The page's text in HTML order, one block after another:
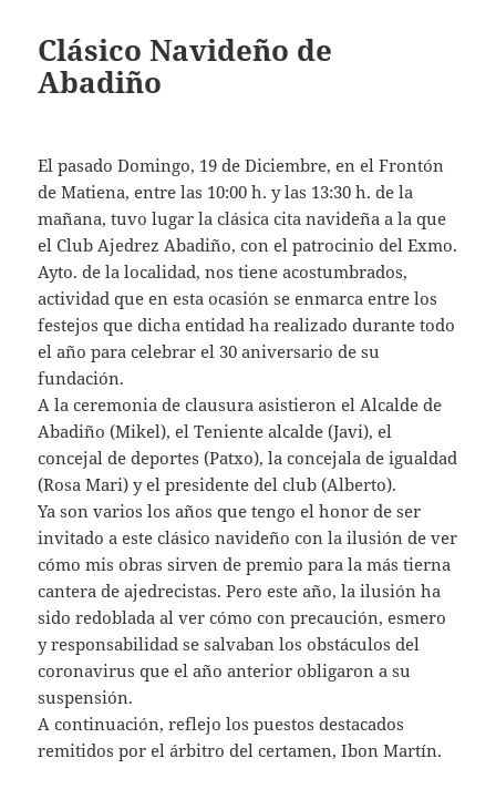
Clásico Navideño de
Abadiño
El pasado Domingo, 19 de Diciembre, en el Frontón
de Matiena, entre las 10:00 h. y las 13:30 h. de la
mañana, tuvo lugar la clásica cita navideña a la que
el Club Ajedrez Abadiño, con el patrocinio del Exmo.
Ayto. de la localidad, nos tiene acostumbrados,
actividad que en esta ocasión se enmarca entre los
festejos que dicha entidad ha realizado durante todo
el año para celebrar el 30 aniversario de su
fundación.
A la ceremonia de clausura asistieron el Alcalde de
Abadiño (Mikel), el Teniente alcalde (Javi), el
concejal de deportes (Patxo), la concejala de igualdad
(Rosa Mari) y el presidente del club (Alberto).
Ya son varios los años que tengo el honor de ser
invitado a este clásico navideño con la ilusión de ver
cómo mis obras sirven de premio para la más tierna
cantera de ajedrecistas. Pero este año, la ilusión ha
sido redoblada al ver cómo con precaución, esmero
y responsabilidad se salvaban los obstáculos del
coronavirus que el año anterior obligaron a su
suspensión.
A continuación, reflejo los puestos destacados
remitidos por el árbitro del certamen, Ibon Martín.